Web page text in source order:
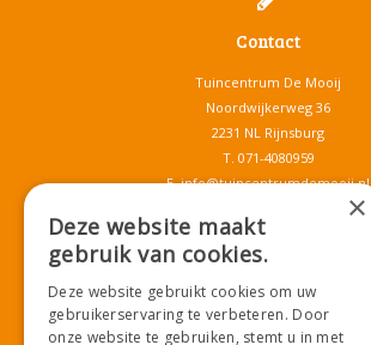
Contact
Tuincentrum De Mooij
Noordwijkerweg 36
2231 NL Rijnsburg
T. 071-4080959
E.info@tuincentrumdemooij.nl
Download onze App!
×
Deze website maakt
gebruik van cookies.
Deze website gebruikt cookies om uw
gebruikerservaring te verbeteren. Door
onze website te gebruiken, stemt u in met